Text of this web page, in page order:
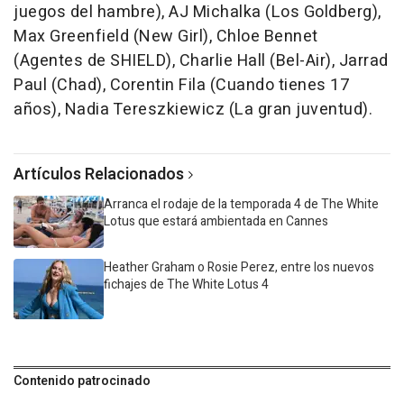
juegos del hambre), AJ Michalka (Los Goldberg),
Max Greenfield (New Girl), Chloe Bennet
(Agentes de SHIELD), Charlie Hall (Bel-Air), Jarrad
Paul (Chad), Corentin Fila (Cuando tienes 17
años), Nadia Tereszkiewicz (La gran juventud).
Artículos Relacionados
Arranca el rodaje de la temporada 4 de The White
Lotus que estará ambientada en Cannes
Heather Graham o Rosie Perez, entre los nuevos
fichajes de The White Lotus 4
Contenido patrocinado